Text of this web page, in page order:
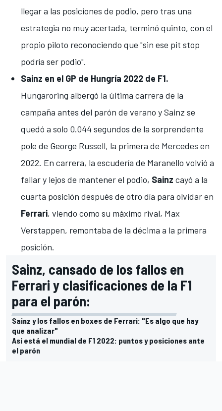
llegar a las posiciones de podio, pero tras una
estrategia no muy acertada, terminó quinto, con el
propio piloto reconociendo que "sin ese pit stop
podría ser podio".
Sainz en el GP de Hungría 2022 de F1.
Hungaroring albergó la última carrera de la
campaña antes del parón de verano ySainz se
quedó a solo 0.044 segundos de la sorprendente
pole de George Russell, la primera de Mercedes en
2022. En carrera, la escudería de Maranello volvió a
fallar y lejos de mantener el podio, Sainz cayó a la
cuarta posición después de otro día para olvidar en
Ferrari, viendo como su máximo rival, Max
Verstappen, remontaba de la décima a la primera
posición.
Sainz, cansado de los fallos en
Ferrari y clasificaciones de la F1
para el parón:
Sainz y los fallos en boxes de Ferrari: "Es algo que hay
que analizar"
Así está el mundial de F1 2022: puntos y posiciones ante
el parón